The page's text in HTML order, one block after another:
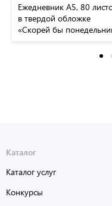
Ежедневник А5, 80
в твердой обложке
«Скорей бы
Каталог
Каталог услуг
Конкурсы